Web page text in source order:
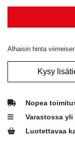
Alhaisin hinta
Kysy
Nopea
Varastossa
Luotettavaa